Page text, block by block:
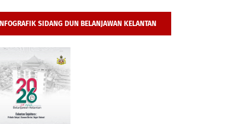
INFOGRAFIK SIDANG DUN BELANJAWAN KELANTAN
2026